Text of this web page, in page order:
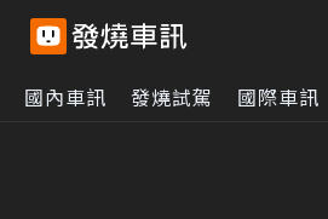
國內車訊 發燒試駕 國際車訊